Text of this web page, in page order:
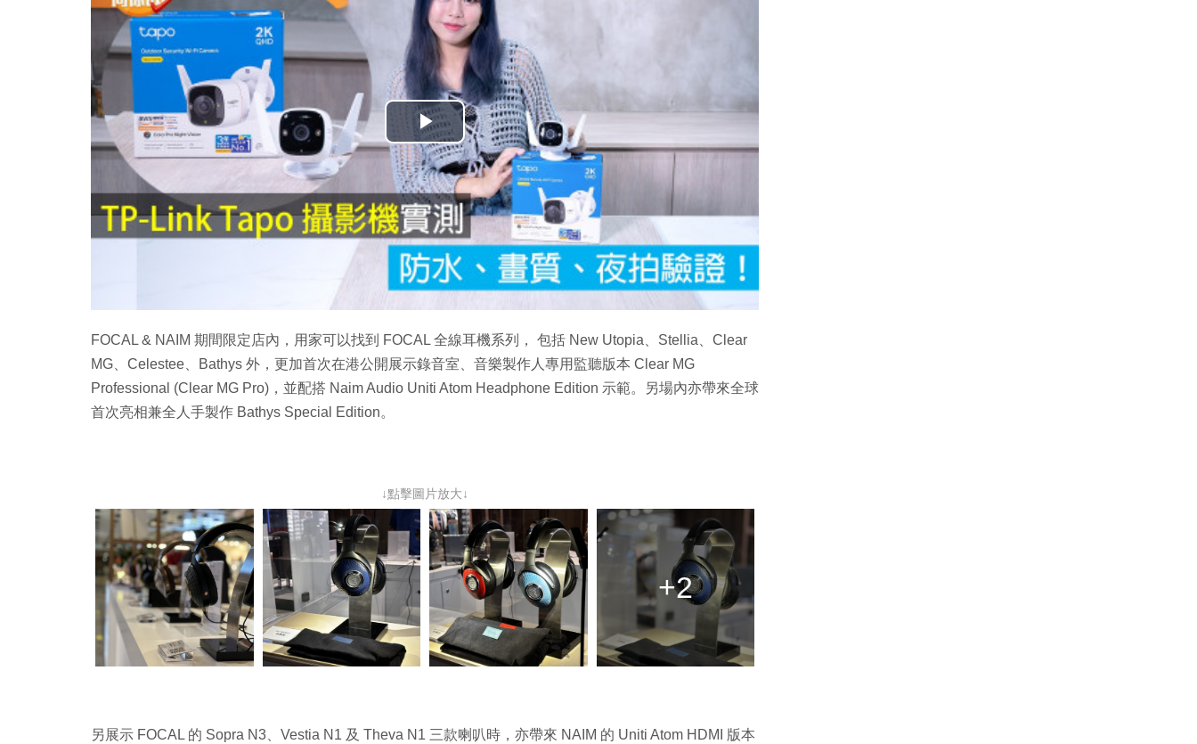
播
放
影
片
FOCAL & NAIM 期間限定店內，用家可以找到 FOCAL 全線耳機系列， 包括 New Utopia、Stellia、Clear
MG、Celestee、Bathys 外，更加首次在港公開展示錄音室、音樂製作人專用監聽版本 Clear MG
Professional (Clear MG Pro)，並配搭 Naim Audio Uniti Atom Headphone Edition 示範。另場內亦帶來全球
首次亮相兼全人手製作 Bathys Special Edition。
↓點擊圖片放大↓
+2
另展示 FOCAL 的 Sopra N3、Vestia N1 及 Theva N1 三款喇叭時，亦帶來 NAIM 的 Uniti Atom HDMI 版本